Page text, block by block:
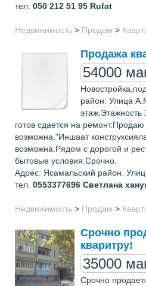
тел. 050 212 51 95 Rufat
Недвижимость > Продам >
Продажа
54000
район. Улица
готов сдается на
возможна."Иншаат
возможна.Рядом с дорогой и
бытовые условия.Срочно.
Адрес: Ясамальский район.
тел. 0553377696 Светлана
Недвижимость > Продам >
Срочно
кваритру!
35000
Срочно